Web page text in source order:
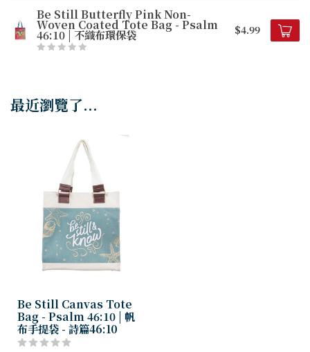
Be Still Butterfly Pink Non-
Woven Coated Tote Bag - Psalm
46:10 | 不織布環保袋 $4.99
最近瀏覽了...
Be Still Canvas Tote
Bag - Psalm 46:10 | 帆
布手提袋 - 詩篇46:10